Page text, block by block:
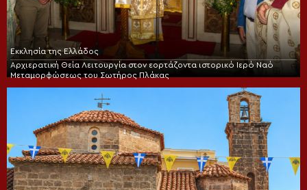
Εκκλησία της Ελλάδος
Αρχιερατική Θεία Λειτουργία στον εορτάζοντα ιστορικό Ιερό Ναό
Μεταμορφώσεως του Σωτήρος Πλάκας